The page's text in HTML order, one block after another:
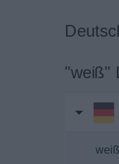
"weiß"
weiß